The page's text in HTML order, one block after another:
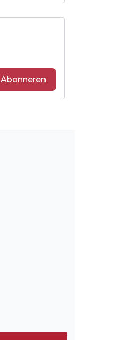
Abonneren